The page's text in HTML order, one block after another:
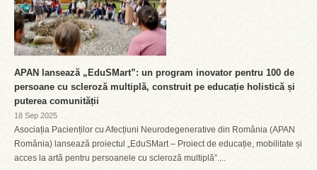
APAN lansează „EduSMart”: un program inovator pentru 100 de
persoane cu scleroză multiplă, construit pe educație holistică și
puterea comunității
18 Sep 2025
Asociația Pacienților cu Afecțiuni Neurodegenerative din România (APAN
România) lansează proiectul „EduSMart – Proiect de educație, mobilitate și
acces la artă pentru persoanele cu scleroză multiplă”....